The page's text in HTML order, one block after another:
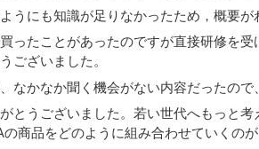
うにも知識が足りなかったため，概要が
ったことがあったのですが直接研修を
ございました。
なかなか聞く機会がない内容だったので
とうございました。若い世代へもっと
の商品をどのように組み合わせていくの